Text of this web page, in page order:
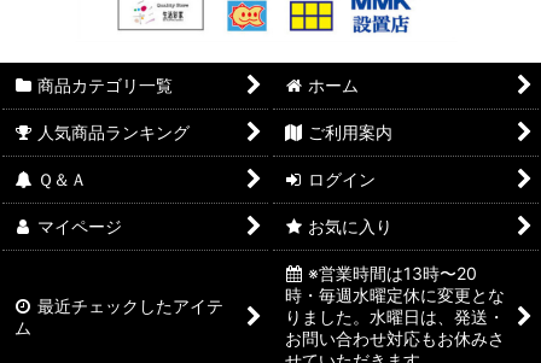
商品カテゴリ一覧 ホーム
人気商品ランキング ご利用案内
Ｑ＆Ａ ログイン
マイページ お気に入り
最近チェックしたアイテ
ム
※営業時間は13時〜20
時・毎週水曜定休に変更とな
りました。水曜日は、発送・
お問い合わせ対応もお休みさ